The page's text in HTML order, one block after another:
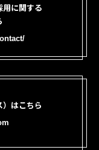
用に関する
）はこちら